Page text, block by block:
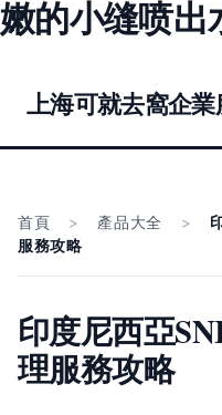
嫩的小缝喷出
上海可就去窩企
首頁 > 產品大全 >
服務攻略
印度尼西亞
理服務攻略